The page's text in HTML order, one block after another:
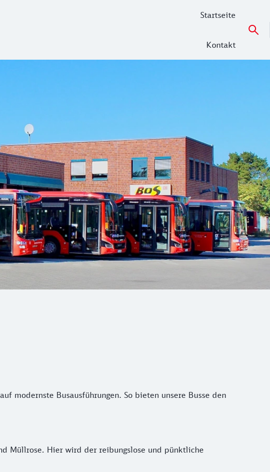
Startseite
Kontakt
modernste Busausführungen. So bieten unsere Busse den
Müllrose. Hier wird der reibungslose und pünktliche